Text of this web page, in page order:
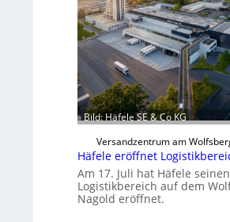
h
i
n
e
n
a
u
d
i
g
t
a
Bild: Häfele SE & Co KG
Versandzentrum am
Häfele eröffnet
Am 17. Juli hat Häfele
Logistikbereich auf dem
Nagold eröffnet.